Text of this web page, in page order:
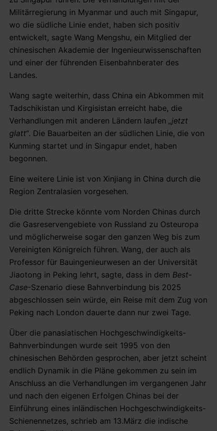
Militärregierung in Myanmar und auch mit Singapur,
wo die südliche Linie endet, haben sich positiv
entwickelt, sagte Wang Mengshu, ein Mitglied der
chinesischen Akademie der Ingenieurwissenschaften
und einer der führenden Eisenbahnberater des
Landes.
Wang sagte weiterhin, dass China ein Abkommen mit
Tadschikistan und Kirgisistan erreicht habe, die
Verhandlungen mit anderen Ländern laufen „jetzt
glatt“. Die Bauarbeiten an der südlichen Linie, die von
Kunming startet und in Singapur endet, haben
begonnen.
Eine weitere Linie ist von Xinjiang in China durch die
Region Zentralasien vorgesehen.
Die dritte Strecke könnte vom Norden Chinas durch
die Gasreservengebiete von Russland zu Osteuropa
und möglicherweise sogar den ganzen Weg bis zum
Vereinigten Königreich führen. Wang, der auch als
Professor für Bauingenieurwesen an der Universität
Jiaotong in Peking lehrt, sagte, dass in dem Best-
Case-Szenario diese Bahnverbindung bis 2025
abgeschlossen sein würde, ein Reise mit dem Zug von
Peking nach London dauerte dann nur zwei Tage.
Über die panasiatischen Hochgeschwindigkeits-
Bahnverbindungen wurde seit 1995 von den
chinesischen Behörden gesprochen, aber jetzt scheint
endlich Dynamik in die Pläne gekommen zu sein im
Anschluss an die Verhandlungen im vergangenen Jahr
und nach den eigenen Erfolgen Chinas bei der
Einführung eines inländischen Hochgeschwindigkeits-
Schienennetzes, schrieb am 13.März die indische